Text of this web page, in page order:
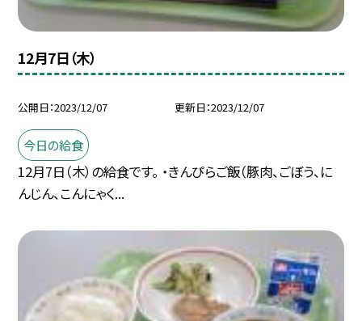
12月7日（木）
公開日 2023/12/07 更新日 2023/12/07
今日の給食
12月7日（木）の給食です。 ・きんぴらご飯（豚肉、ごぼう、に
んじん、こんにゃく...